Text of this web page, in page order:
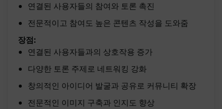
연결된 사용자들의 참여와 토론 촉진
전문적이고 참여도 높은 콘텐츠 작성을 도와줌
장점:
연결된 사용자들과의 상호작용 증가
다양한 토론 주제로 네트워킹 강화
창의적인 아이디어 발굴과 공유로 커뮤니티 확장
전문적인 이미지 구축과 인지도 향상